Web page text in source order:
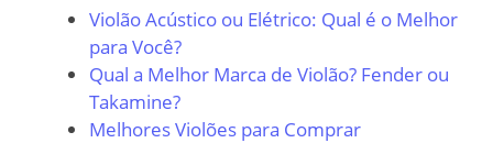
Violão Acústico ou Elétrico: Qual é o Melhor
para Você?
Qual a Melhor Marca de Violão? Fender ou
Takamine?
Melhores Violões para Comprar